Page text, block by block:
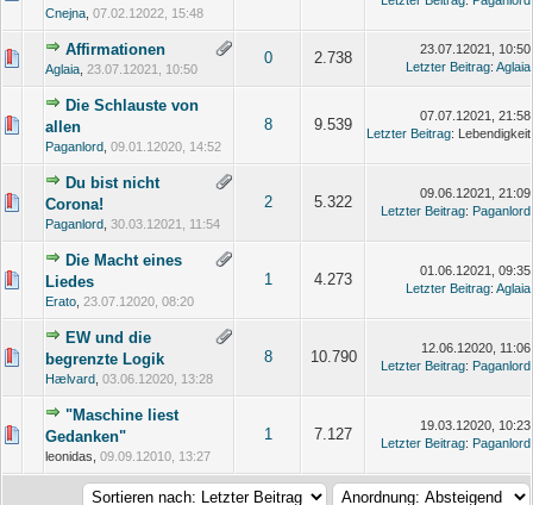
Cnejna 07.02.12022, 15:48
Affirmationen
Aglaia 23.07.12021, 10:50
0 2.738
23.07.12021, 10:50
Letzter Beitrag: Aglaia
Die Schlauste von
allen
Paganlord 09.01.12020, 14:52
8 9.539
07.07.12021, 21:58
Letzter Beitrag: Lebendigkeit
Du bist nicht
Corona!
Paganlord 30.03.12021, 11:54
2 5.322
09.06.12021, 21:09
Letzter Beitrag: Paganlord
Die Macht eines
Liedes
Erato 23.07.12020, 08:20
1 4.273
01.06.12021, 09:35
Letzter Beitrag: Aglaia
EW und die
begrenzte Logik
Hælvard 03.06.12020, 13:28
8 10.790
12.06.12020, 11:06
Letzter Beitrag: Paganlord
"Maschine liest
Gedanken"
leonidas, 09.09.12010, 13:27
1 7.127
19.03.12020, 10:23
Letzter Beitrag: Paganlord